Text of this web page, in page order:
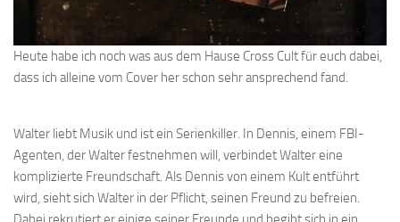
Heute habe ich noch was aus dem Hause Cross Cult für euch dabei,
dass ich alleine vom Cover her schon sehr ansprechend fand.
Walter liebt Musik und ist ein Serienkiller. In Dennis, einem FBI-
Agenten, der Walter festnehmen will, verbindet Walter eine
komplizierte Freundschaft. Als Dennis von einem Kult entführt
wird, sieht sich Walter in der Pflicht, seinen Freund zu befreien.